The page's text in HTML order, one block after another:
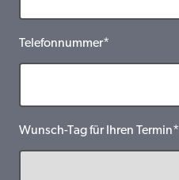
Telefonnummer*
Wunsch-Tag für Ihren Termin*